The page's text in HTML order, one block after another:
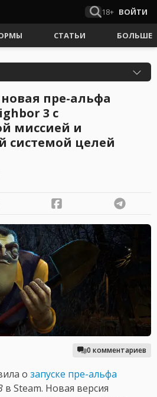
18+ ВОЙТИ
СТАТЬИ БОЛЬШЕ
пре-альфа
3 с
миссией и
системой целей
0 комментариев
о запуске пре-альфа
в Steam. Новая версия